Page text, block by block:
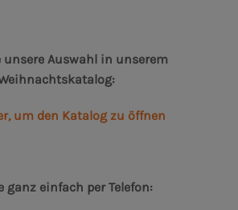
unsere Auswahl in unserem
um den Katalog zu öffnen
ganz einfach per Telefon: